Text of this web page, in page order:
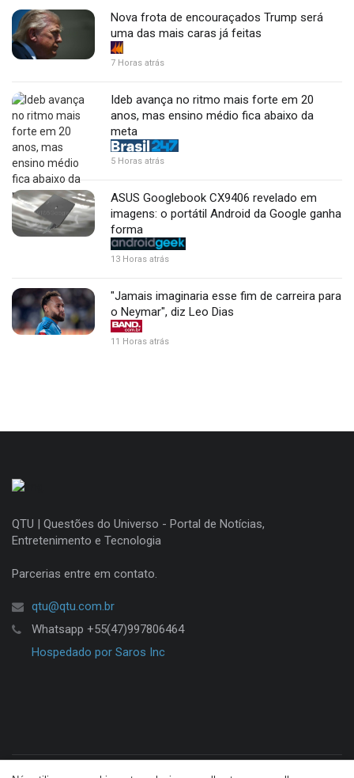
Nova frota de encouraçados Trump será
uma das mais caras já feitas
7 Horas atrás
Ideb avança no ritmo mais forte em 20
anos, mas ensino médio fica abaixo da
meta
5 Horas atrás
ASUS Googlebook CX9406 revelado em
imagens: o portátil Android da Google ganha
forma
13 Horas atrás
"Jamais imaginaria esse fim de carreira para
o Neymar", diz Leo Dias
11 Horas atrás
QTU | Questões do Universo - Portal de Notícias,
Entretenimento e Tecnologia
Parcerias entre em contato.
qtu@qtu.com.br
Whatsapp +55(47)997806464
Hospedado por Saros Inc